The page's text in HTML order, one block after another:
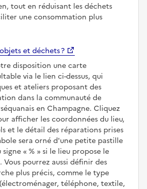
tout en réduisant les déchets
une consommation plus
et déchets ?
disposition une carte
via le lien ci-dessus, qui
et ateliers proposant des
dans la communauté de
en Champagne. Cliquez
afficher les coordonnées du lieu,
et le détail des réparations prises
sera orné d'une petite pastille
signe
%
si le lieu propose le
Vous pourrez aussi définir des
plus précis, comme le type
téléphone, textile,